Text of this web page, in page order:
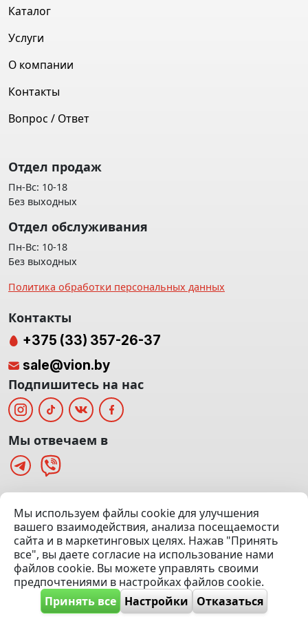
(Офис: 5 этаж | Осмотр авто: 5 этаж)
Посмотреть на карте
© 2020 — 2026 VION.BY — Продажа, выкуп и обмен | УНП
192961100 |Эвакуатор Минск
Каталог
Услуги
О компании
Контакты
Вопрос / Ответ
Отдел продаж
Пн-Вс: 10-18
Без выходных
Отдел обслуживания
Пн-Вс: 10-18
Без выходных
Политика обработки персональных данных
Мы используем файлы cookie для улучшения
вашего взаимодействия, анализа посещаемости
сайта и в маркетинговых целях. Нажав "Принять
все", вы даете согласие на использование нами
файлов cookie. Вы можете управлять своими
предпочтениями в настройках файлов cookie.
Принять все Настройки Отказаться
Контакты
+375 (33) 357-26-37
sale@vion.by
Подпишитесь на нас
Мы отвечаем в